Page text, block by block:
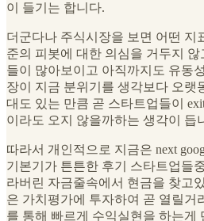
이 들기는 합니다.
더군다나 주식시장을 보면 어떤 지
준의 피봇에 대한 의심을 거두지
들이 많아보이고 아직까지도 유동
장이 지금 분위기를 생각보다 오랫
대도 있는 만큼 곧 스타트업들이
이라도 오지 않을까하는 생각이 듭
따라서 개인적으로 지금은 next
기본기가 튼튼한 후기 스타트업들
라버린 자금줄속에서 현금을 찾고
은 가치평가에 투자하여 곧 열릴거
를 통해 빠르게 수익실현을 하는게